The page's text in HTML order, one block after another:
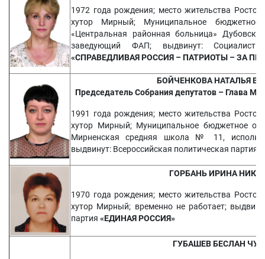
1972 года рождения; место жительства
хутор Мирный; Муниципальное бюджетное
«Центральная районная больница»
заведующий ФАП; выдвинут:
«СПРАВЕДЛИВАЯ РОССИЯ – ПАТРИОТЫ – ЗА
БОЙЧЕНКОВА НАТАЛЬЯ
Председатель Собрания депутатов – Глава
1991 года рождения; место жительства
хутор Мирный; Муниципальное бюджетное
Мирненская средняя школа № 11,
выдвинут: Всероссийская политическая партия
ГОРБАНЬ ИРИНА
1970 года рождения; место жительства
хутор Мирный; временно не работает;
партия «ЕДИНАЯ РОССИЯ»
ГУБАШЕВ БЕСЛАН ​